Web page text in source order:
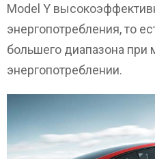
Model Y
энергопотребления, то
большего диапазона
энергопотреблении.